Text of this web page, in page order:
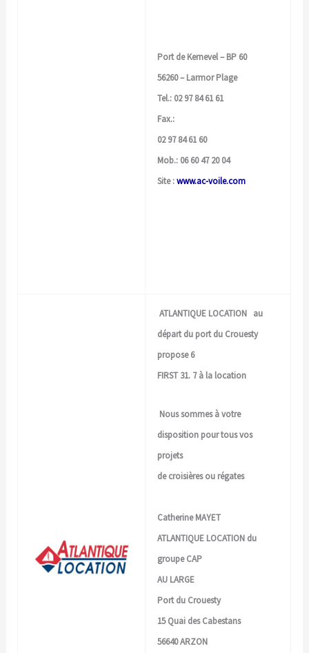
Port de Kernevel – BP 60
56260 – Larmor Plage
Tel.: 02 97 84 61 61
Fax.:
02 97 84 61 60
Mob.: 06 60 47 20 04
Site :www.ac-voile.com
ATLANTIQUE LOCATION au
départ du port du Crouesty
propose 6
FIRST 31. 7 à la location
Nous sommes à votre
disposition pour tous vos
projets
de croisières ou régates
Catherine MAYET
ATLANTIQUE LOCATION du
groupe CAP
AU LARGE
Port du Crouesty
15 Quai des Cabestans
56640 ARZON